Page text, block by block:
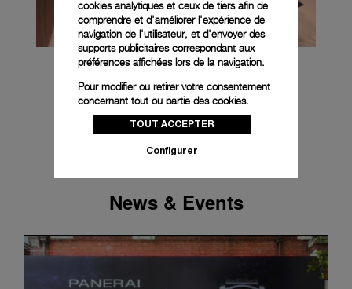
News & Events
cookies analytiques et ceux de tiers afin de
comprendre et d'améliorer l'expérience de
navigation de l'utilisateur, et d'envoyer des
supports publicitaires correspondant aux
préférences affichées lors de la navigation.
Pour modifier ou retirer votre consentement
concernant tout ou partie des cookies,
cliquez sur « Configurer » ou consultez notre
politique des cookiespour obtenir plus
donnez votre consentement pour l’utilisation
des cookies susmentionnés
donnez votre consentement uniquement
pour l’utilisation des cookies techniques.
TOUT ACCEPTER
Configurer